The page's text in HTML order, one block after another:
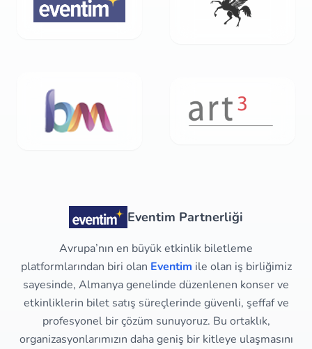
Eventim Partnerliği
Avrupa’nın en büyük etkinlik biletleme
platformlarından biri olan Eventim ile olan iş birliğimiz
sayesinde, Almanya genelinde düzenlenen konser ve
etkinliklerin bilet satış süreçlerinde güvenli, şeffaf ve
profesyonel bir çözüm sunuyoruz. Bu ortaklık,
organizasyonlarımızın daha geniş bir kitleye ulaşmasını